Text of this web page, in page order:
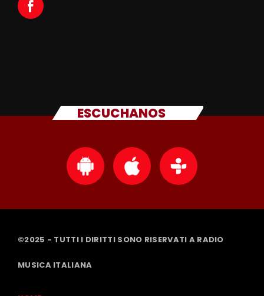
ESCUCHANOS
©2025 - TUTTI I DIRITTI SONO RISERVATI A RADIO
MUSICA ITALIANA